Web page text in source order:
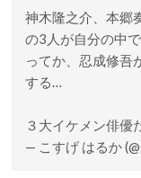
神木隆之介、本郷
の3人が自分の中
ってか、忍成修吾
する…
３大イケメン俳優
— こすげ はるか